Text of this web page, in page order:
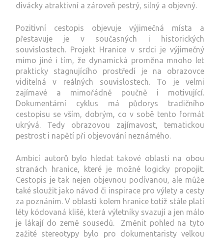
divácky atraktivní a zároveň pestrý, silný a objevný.
Pozitivní cestopis objevuje výjimečná místa a
přestavuje je v současných i historických
souvislostech. Projekt Hranice v srdci je výjimečný
mimo jiné i tím, že dynamická proměna mnoho let
prakticky stagnujícího prostředí je na obrazovce
viditelná v reálných souvislostech. To je velmi
zajímavé a mimořádně poučně i motivující.
Dokumentární cyklus má půdorys tradičního
cestopisu se vším, dobrým, co v sobě tento formát
ukrývá. Tedy obrazovou zajímavost, tematickou
pestrost i napětí při objevování neznámého.
Ambicí autorů bylo hledat takové oblasti na obou
stranách hranice, které je možné logicky propojit.
Cestopis je tak nejen objevnou podívanou, ale může
také sloužit jako návod či inspirace pro výlety a cesty
za poznáním. V oblasti kolem hranice totiž stále platí
léty kódovaná klišé, která výletníky svazují a jen málo
je lákají do země sousedů. Změnit pohled na tyto
zažité stereotypy bylo pro dokumentaristy velkou